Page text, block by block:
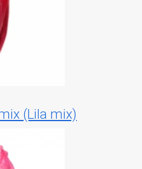
(Lila mix)